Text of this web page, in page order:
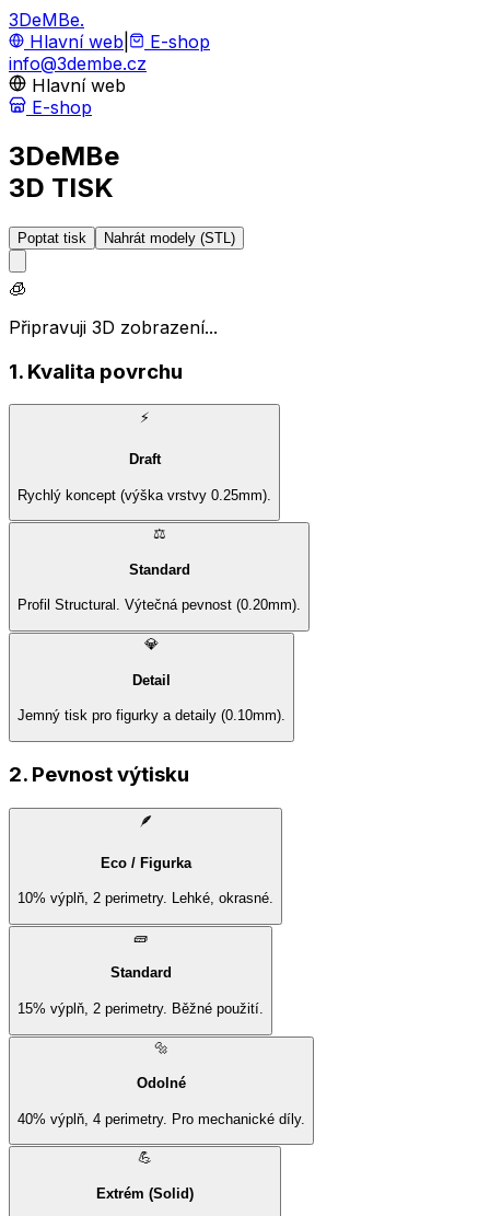
3DeMBe.
Hlavní web
E-shop
info@3dembe.cz
Hlavní web
E-shop
3DeMBe
3D TISK
Poptat tisk Nahrát modely (STL)
🧊
Připravuji 3D zobrazení...
1. Kvalita povrchu
⚡
Draft
Rychlý koncept (výška vrstvy 0.25mm).
⚖️
Standard
Profil Structural. Výtečná pevnost (0.20mm).
💎
Detail
Jemný tisk pro figurky a detaily (0.10mm).
2. Pevnost výtisku
🪶
Eco / Figurka
10% výplň, 2 perimetry. Lehké, okrasné.
🧱
Standard
15% výplň, 2 perimetry. Běžné použití.
🔩
Odolné
40% výplň, 4 perimetry. Pro mechanické díly.
💪
Extrém (Solid)